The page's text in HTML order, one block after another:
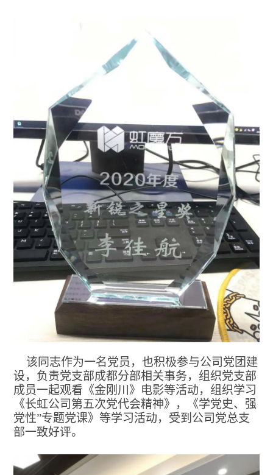
该同志作为一名党员，也积极参与公司党团建
设，负责党支部成都分部相关事务，组织党支部
成员一起观看《金刚川》电影等活动，组织学习
《长虹公司第五次党代会精神》，《学党史、强
党性”专题党课》等学习活动，受到公司党总支
部一致好评。